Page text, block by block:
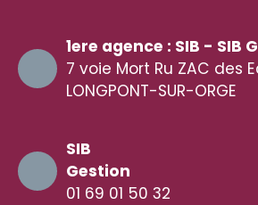
1ere agence : SIB - SIB
7 voie Mort Ru ZAC des
LONGPONT-SUR-ORGE
SIB
Gestion
01 69 01 50 32